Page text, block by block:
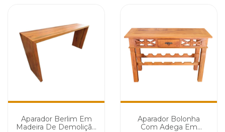
Aparador Berlim Em
Madeira De Demolição
Aparador Bolonha
Com Adega Em